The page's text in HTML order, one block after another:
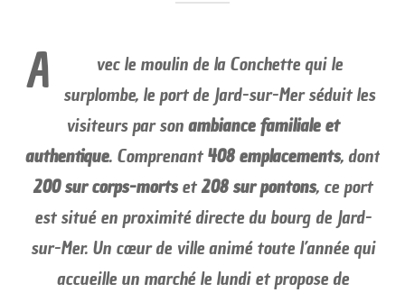
A
vec le moulin de la Conchette qui le
surplombe, le port de Jard-sur-Mer séduit les
visiteurs par sonambiance familiale et
authentique. Comprenant408 emplacements, dont
200 sur corps-mortset208 sur pontons, ce port
est situé en proximité directe du bourg de Jard-
sur-Mer. Un cœur de ville animé toute l’année qui
accueille un marché le lundi et propose de